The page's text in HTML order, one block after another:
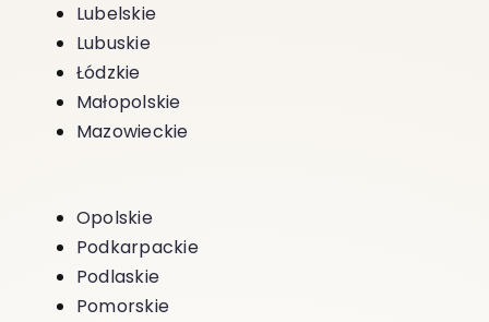
Lubelskie
Lubuskie
Łódzkie
Małopolskie
Mazowieckie
Opolskie
Podkarpackie
Podlaskie
Pomorskie